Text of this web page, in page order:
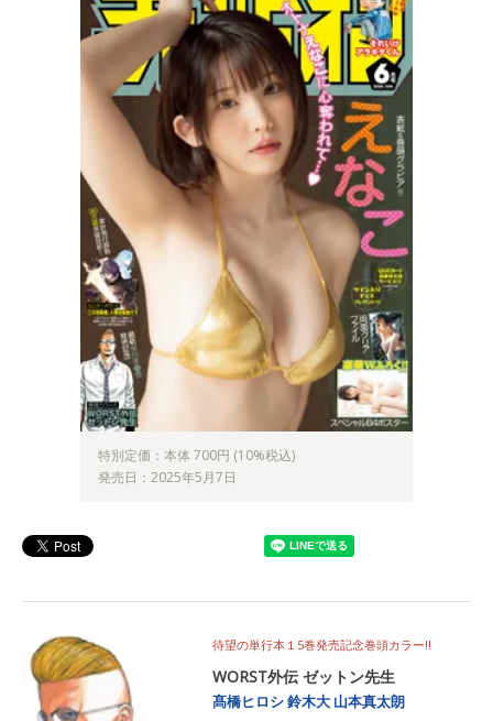
特別定価：本体 700円 (10%税込)
発売日：2025年5月7日
待望の単行本１5巻発売記念巻頭カラー‼
WORST外伝 ゼットン先生
髙橋ヒロシ鈴木大 山本真太朗